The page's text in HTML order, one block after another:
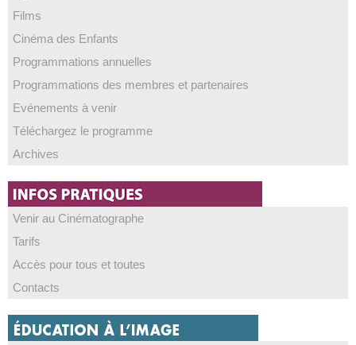
Films
Cinéma des Enfants
Programmations annuelles
Programmations des membres et partenaires
Evénements à venir
Téléchargez le programme
Archives
Venir au Cinématographe
Tarifs
Accès pour tous et toutes
Contacts